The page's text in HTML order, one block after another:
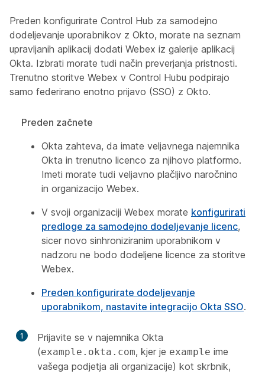
Preden konfigurirate Control Hub za samodejno
dodeljevanje uporabnikov z Okto, morate na seznam
upravljanih aplikacij dodati Webex iz galerije aplikacij
Okta. Izbrati morate tudi način preverjanja pristnosti.
Trenutno storitve Webex v Control Hubu podpirajo
samo federirano enotno prijavo (SSO) z Okto.
Preden začnete
Okta zahteva, da imate veljavnega najemnika
Okta in trenutno licenco za njihovo platformo.
Imeti morate tudi veljavno plačljivo naročnino
in organizacijo Webex.
V svoji organizaciji Webex morate konfigurirati
predloge za samodejno dodeljevanje licenc,
sicer novo sinhroniziranim uporabnikom v
nadzoru ne bodo dodeljene licence za storitve
Webex.
Preden konfigurirate dodeljevanje
uporabnikom, nastavite integracijo Okta SSO.
1
Prijavite se v najemnika Okta
(example.okta.com, kjer je example ime
vašega podjetja ali organizacije) kot skrbnik,